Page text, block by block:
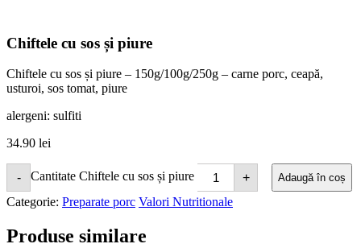
Chiftele cu sos și piure
Chiftele cu sos și piure – 150g/100g/250g – carne porc, ceapă,
usturoi, sos tomat, piure
alergeni: sulfiti
34.90 lei
- Cantitate Chiftele cu sos și piure + Adaugă în coș
Categorie: Preparate porc Valori Nutritionale
Produse similare